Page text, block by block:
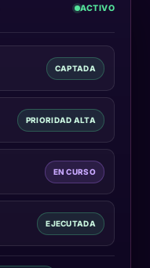
ACTIVO
CAPTADA
PRIORIDAD ALTA
EN CURSO
EJECUTADA